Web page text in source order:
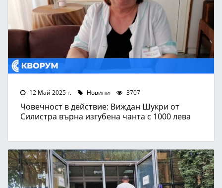
12 Май 2025 г. Новини 3707
Човечност в действие: Виждан Шукри от
Силистра върна изгубена чанта с 1000 лева